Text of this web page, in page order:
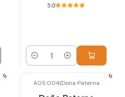
5.0
Cantidad
A05.004|Dona Paterna